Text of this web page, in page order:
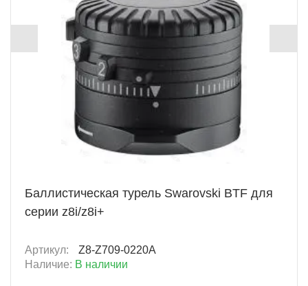
Баллистическая турель Swarovski BTF для
серии z8i/z8i+
Артикул:
Z8-Z709-0220A
Наличие: В наличии